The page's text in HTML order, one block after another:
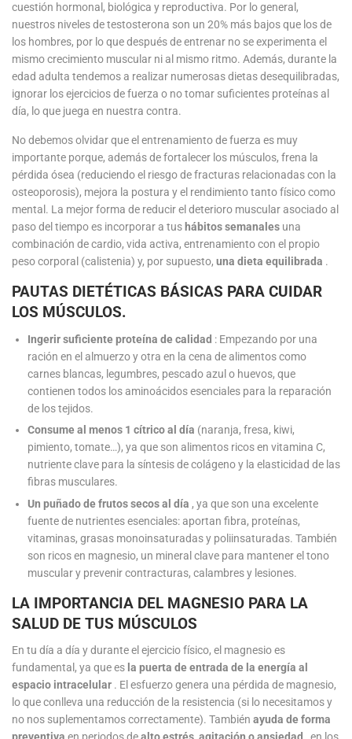
cuestión hormonal, biológica y reproductiva. Por lo general,
nuestros niveles de testosterona son un 20% más bajos que los de
los hombres, por lo que después de entrenar no se experimenta el
mismo crecimiento muscular ni al mismo ritmo. Además, durante la
edad adulta tendemos a realizar numerosas dietas desequilibradas,
ignorar los ejercicios de fuerza o no tomar suficientes proteínas al
día, lo que juega en nuestra contra.
No debemos olvidar que el entrenamiento de fuerza es muy
importante porque, además de fortalecer los músculos, frena la
pérdida ósea (reduciendo el riesgo de fracturas relacionadas con la
osteoporosis), mejora la postura y el rendimiento tanto físico como
mental. La mejor forma de reducir el deterioro muscular asociado al
paso del tiempo es incorporar a tus hábitos semanales una
combinación de cardio, vida activa, entrenamiento con el propio
peso corporal (calistenia) y, por supuesto, una dieta equilibrada .
PAUTAS DIETÉTICAS BÁSICAS PARA CUIDAR
LOS MÚSCULOS.
Ingerir suficiente proteína de calidad : Empezando por una
ración en el almuerzo y otra en la cena de alimentos como
carnes blancas, legumbres, pescado azul o huevos, que
contienen todos los aminoácidos esenciales para la reparación
de los tejidos.
Consume al menos 1 cítrico al día (naranja, fresa, kiwi,
pimiento, tomate…), ya que son alimentos ricos en vitamina C,
nutriente clave para la síntesis de colágeno y la elasticidad de las
fibras musculares.
Un puñado de frutos secos al día , ya que son una excelente
fuente de nutrientes esenciales: aportan fibra, proteínas,
vitaminas, grasas monoinsaturadas y poliinsaturadas. También
son ricos en magnesio, un mineral clave para mantener el tono
muscular y prevenir contracturas, calambres y lesiones.
LA IMPORTANCIA DEL MAGNESIO PARA LA
SALUD DE TUS MÚSCULOS
En tu día a día y durante el ejercicio físico, el magnesio es
fundamental, ya que es la puerta de entrada de la energía al
espacio intracelular . El esfuerzo genera una pérdida de magnesio,
lo que conlleva una reducción de la resistencia (si lo necesitamos y
no nos suplementamos correctamente). También ayuda de forma